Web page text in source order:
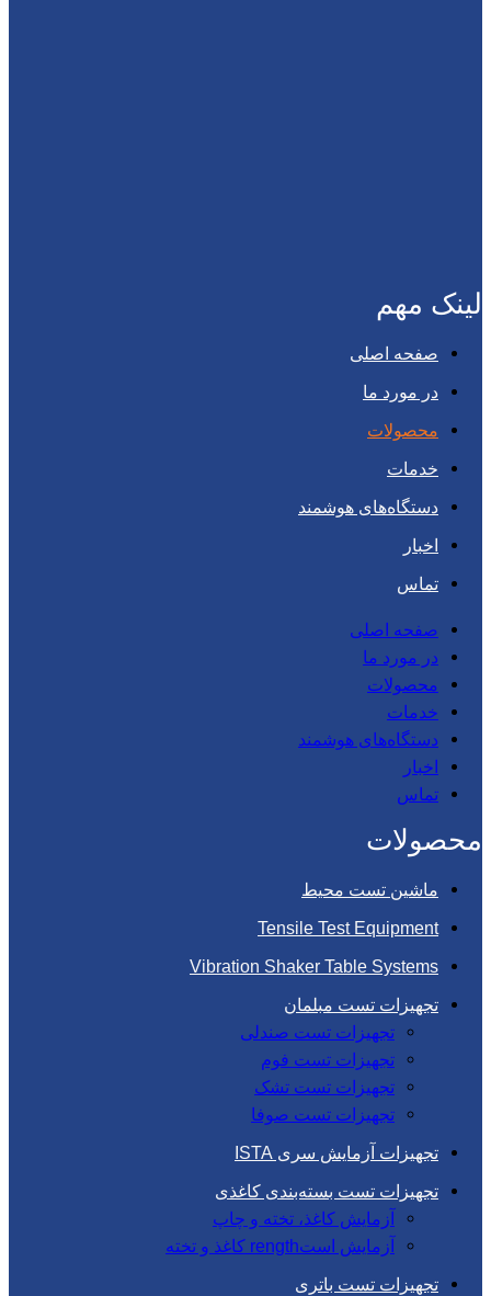
لینک مهم
صفحه اصلی
در مورد ما
محصولات
خدمات
دستگاه‌های هوشمند
اخبار
تماس
صفحه اصلی
در مورد ما
محصولات
خدمات
دستگاه‌های هوشمند
اخبار
تماس
محصولات
ماشین تست محیط
Tensile Test Equipment
Vibration Shaker Table Systems
تجهیزات تست مبلمان
تجهیزات تست صندلی
تجهیزات تست فوم
تجهیزات تست تشک
تجهیزات تست صوفا
تجهیزات آزمایش سری ISTA
تجهیزات تست بسته‌بندی کاغذی
آزمایش کاغذ، تخته و چاپ
آزمایش استrength کاغذ و تخته
تجهیزات تست باتری